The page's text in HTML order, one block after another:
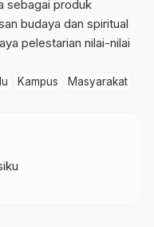
sebagai produk
budaya dan spiritual
pelestarian nilai-nilai
Kampus
Masyarakat